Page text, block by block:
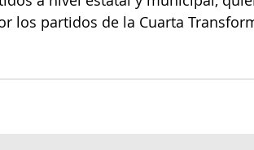
los partidos de la Cuarta